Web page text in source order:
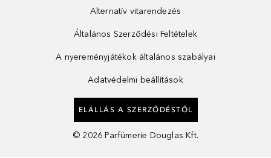
Alternatív vitarendezés
Általános Szerződési Feltételek
A nyereményjátékok általános szabályai
Adatvédelmi beállítások
ELÁLLÁS A SZERZŐDÉSTŐL
© 2026 Parfümerie Douglas Kft.